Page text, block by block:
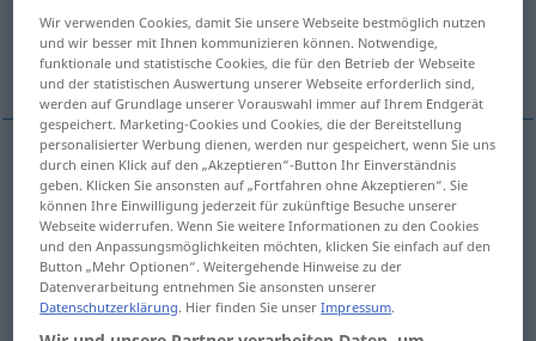
在…上, 在
在…上[zài … shàng] aufräumlich
[zài] auf bei Behörden, Inseln,
Veranstaltungen
Wir verwenden Cookies, damit Sie unsere Webseite bestmöglich nutzen
und wir besser mit Ihnen kommunizieren können. Notwendige,
funktionale und statistische Cookies, die für den Betrieb der Webseite
und der statistischen Auswertung unserer Webseite erforderlich sind,
werden auf Grundlage unserer Vorauswahl immer auf Ihrem Endgerät
gespeichert. Marketing-Cookies und Cookies, die der Bereitstellung
personalisierter Werbung dienen, werden nur gespeichert, wenn Sie uns
durch einen Klick auf den „Akzeptieren“-Button Ihr Einverständnis
geben. Klicken Sie ansonsten auf „Fortfahren ohne Akzeptieren“. Sie
können Ihre Einwilligung jederzeit für zukünftige Besuche unserer
Webseite widerrufen. Wenn Sie weitere Informationen zu den Cookies
und den Anpassungsmöglichkeiten möchten, klicken Sie einfach auf den
Button „Mehr Optionen“. Weitergehende Hinweise zu der
Datenverarbeitung entnehmen Sie ansonsten unserer
Datenschutzerklärung. Hier finden Sie unserImpressum.